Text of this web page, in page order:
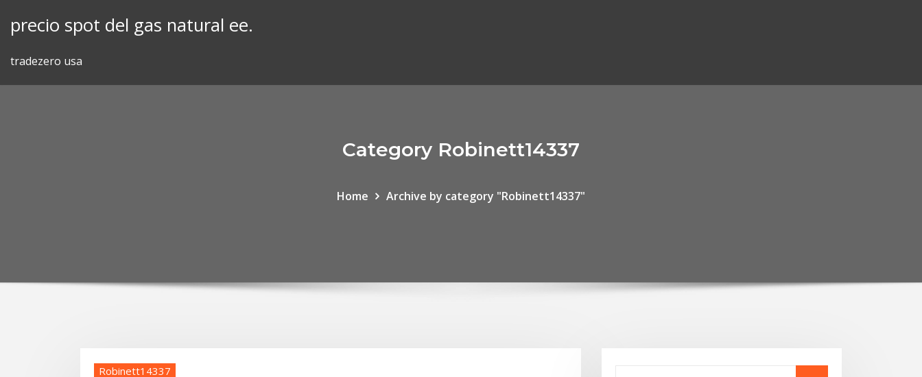
precio spot del gas natural ee.
tradezero usa
Category Robinett14337
Home Archive by category "Robinett14337"
Robinett14337